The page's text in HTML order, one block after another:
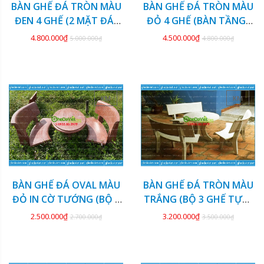
BÀN GHẾ ĐÁ TRÒN MÀU
ĐEN 4 GHẾ (2 MẶT ĐÁ)
GDCV-132
4.800.000₫ 5.000.000₫
BÀN GHẾ ĐÁ TRÒN MÀU
ĐỎ 4 GHẾ (BÀN TẦNG)
GDCV-131
4.500.000₫ 4.800.000₫
KM
BÀN GHẾ ĐÁ OVAL MÀU
ĐỎ IN CỜ TƯỚNG (BỘ 2
GHẾ) GDCV-130
2.500.000₫ 2.700.000₫
KM
BÀN GHẾ ĐÁ TRÒN MÀU
TRẮNG (BỘ 3 GHẾ TỰA)
GDCV-129
3.200.000₫ 3.500.000₫